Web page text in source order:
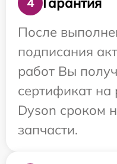
После
подписания
работ Вы
сертификат на
Dyson сроком
запчасти.